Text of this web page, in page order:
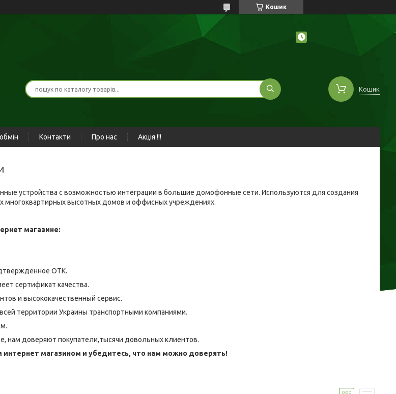
Кошик
Кошик
Контакти Про нас Акція !!!
устройства с возможностью интеграции в большие домофонные сети. Используются для создания
многоквартирных высотных домов и оффисных учреждениях.
магазине:
ОТК.
сертификат качества.
и высококачественный сервис.
территории Украины транспортными компаниями.
нам доверяют покупатели,тысячи довольных клиентов.
интернет магазином и убедитесь, что нам можно доверять!